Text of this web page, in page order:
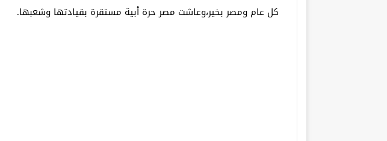
كل عام ومصر بخير،وعاشت مصر حرة أبية مستقرة بقيادتها وشعبها.